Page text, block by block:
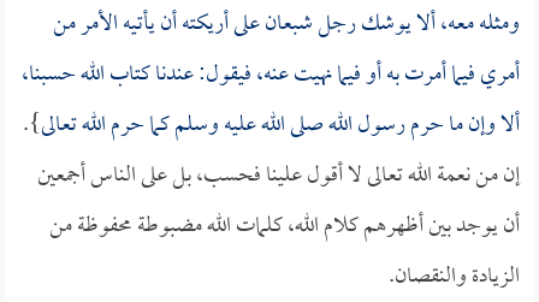
ومثله معه، ألا يوشك رجل شبعان على أريكته أن يأتيه الأمر من
أمري فيما أمرت به أو فيما نهيت عنه، فيقول: عندنا كتاب الله حسبنا،
ألا وإن ما حرم رسول الله صلى الله عليه وسلم كما حرم الله تعالى}.
إن من نعمة الله تعالى لا أقول علينا فحسب، بل على الناس أجمعين
أن يوجد بين أظهرهم كلام الله، كلمات الله مضبوطة محفوظة من
الزيادة والنقصان.